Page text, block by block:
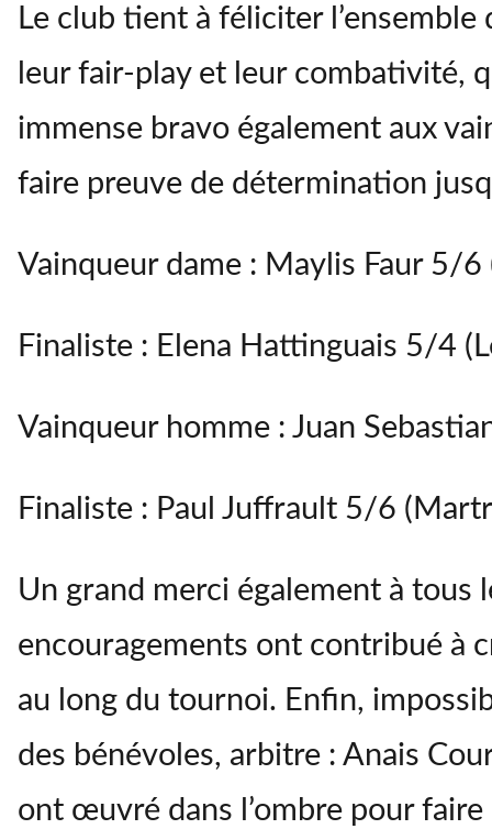
Le club tient à féliciter
leur fair-play et leur combativité,
immense bravo également aux
faire preuve de détermination
Vainqueur dame : Maylis Faur 5/6
Finaliste : Elena Hattinguais 5/4
Vainqueur homme : Juan
Finaliste : Paul Juffrault 5/6
Un grand merci également à tous
encouragements ont contribué à
au long du tournoi. Enfin,
des bénévoles, arbitre : Anais
ont œuvré dans l’ombre pour